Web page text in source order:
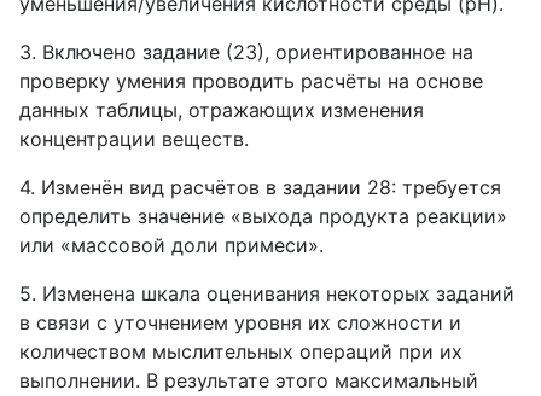
3. Включено задание (23), ориентированное на
проверку умения проводить расчёты на основе
данных таблицы, отражающих изменения
концентрации веществ.
4. Изменён вид расчётов в задании 28: требуется
определить значение «выхода продукта реакции»
или «массовой доли примеси».
5. Изменена шкала оценивания некоторых заданий
в связи с уточнением уровня их сложности и
количеством мыслительных операций при их
выполнении. В результате этого максимальный